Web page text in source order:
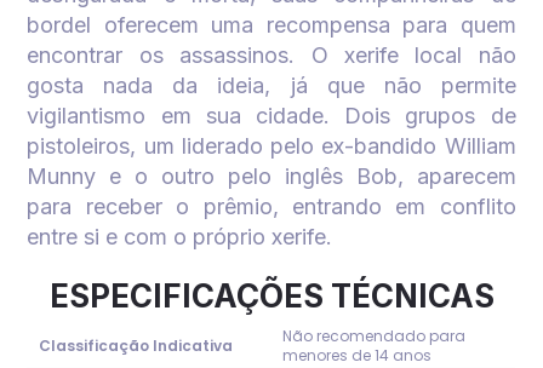
bordel oferecem uma recompensa para quem
encontrar os assassinos. O xerife local não
gosta nada da ideia, já que não permite
vigilantismo em sua cidade. Dois grupos de
pistoleiros, um liderado pelo ex-bandido William
Munny e o outro pelo inglês Bob, aparecem
para receber o prêmio, entrando em conflito
entre si e com o próprio xerife.
ESPECIFICAÇÕES TÉCNICAS
Classificação Indicativa
Não recomendado para
menores de 14 anos